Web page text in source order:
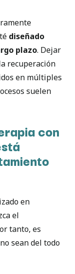
diseñado
plazo. Dejar
recuperación
en múltiples
suelen
con
en
el
tanto, es
sean del todo